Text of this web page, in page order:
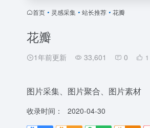
首页 • 灵感采集 • 站长推荐 • 花瓣
花瓣
1年前更新 33,601 0 1
图片采集、图片聚合、图片素材
收录时间：
2020-04-30